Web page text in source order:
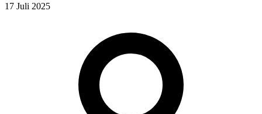
17 Juli 2025